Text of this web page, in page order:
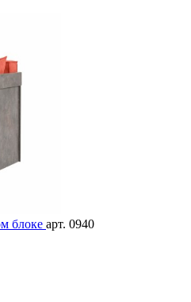
блоке арт. 0940